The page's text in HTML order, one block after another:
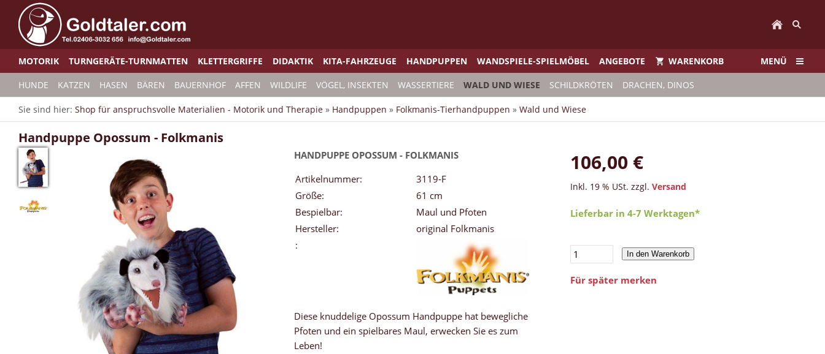
MOTORIK TURNGERÄTE-TURNMATTEN KLETTERGRIFFE DIDAKTIK KITA-FAHRZEUGE HANDPUPPEN WANDSPIELE-SPIELMÖBEL ANGEBOTE WARENKORB MENÜ
HUNDE KATZEN HASEN BÄREN BAUERNHOF AFFEN WILDLIFE VÖGEL, INSEKTEN WASSERTIERE WALD UND WIESE SCHILDKRÖTEN DRACHEN, DINOS
Sie sind hier: Shop für anspruchsvolle Materialien - Motorik und Therapie » Handpuppen » Folkmanis-Tierhandpuppen » Wald und Wiese
Handpuppe Opossum - Folkmanis
HANDPUPPE OPOSSUM - FOLKMANIS
Artikelnummer:
3119-F
Größe:
61 cm
Bespielbar:
Maul und Pfoten
Hersteller:
original Folkmanis
:
Diese knuddelige Opossum Handpuppe hat bewegliche
Pfoten und ein spielbares Maul, erwecken Sie es zum
Leben!
106,00 €
Inkl. 19 % USt. zzgl. Versand
Lieferbar in 4-7 Werktagen*
In den Warenkorb
Für später merken